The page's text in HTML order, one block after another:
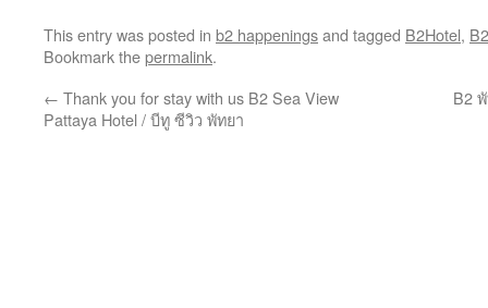
This entry was posted in b2 happeningsand tagged B2Hotel,
Bookmark thepermalink.
← Thank you for stay with us B2 Sea View
Pattaya Hotel / บีทู ซีวิว พัทยา
B2